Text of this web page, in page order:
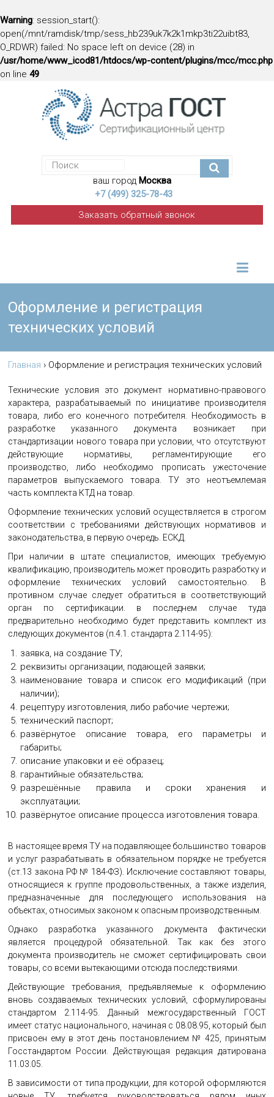
Warning: session_start():
open(/mnt/ramdisk/tmp/sess_hb239uk7k2k1mkp3ti22uibt83,
O_RDWR) failed: No space left on device (28) in
/usr/home/www_icod81/htdocs/wp-content/plugins/mcc/mcc.php
on line 49
ваш город Москва
+7 (499) 325-78-43
Заказать обратный звонок
Оформление и регистрация
технических условий
Главная › Оформление и регистрация технических условий
Технические условия это документ нормативно-правового
характера, разрабатываемый по инициативе производителя
товара, либо его конечного потребителя. Необходимость в
разработке указанного документа возникает при
стандартизации нового товара при условии, что отсутствуют
действующие нормативы, регламентирующие его
производство, либо необходимо прописать ужесточение
параметров выпускаемого товара. ТУ это неотъемлемая
часть комплекта КТД на товар.
Оформление технических условий осуществляется в строгом
соответствии с требованиями действующих нормативов и
законодательства, в первую очередь. ЕСКД.
При наличии в штате специалистов, имеющих требуемую
квалификацию, производитель может проводить разработку и
оформление технических условий самостоятельно. В
противном случае следует обратиться в соответствующий
орган по сертификации. в последнем случае туда
предварительно необходимо будет представить комплект из
следующих документов (п.4.1. стандарта 2.114-95):
заявка, на создание ТУ;
реквизиты организации, подающей заявки;
наименование товара и список его модификаций (при
наличии);
рецептуру изготовления, либо рабочие чертежи;
технический паспорт;
развёрнутое описание товара, его параметры и
габариты;
описание упаковки и её образец;
гарантийные обязательства;
разрешённые правила и сроки хранения и
эксплуатации;
развёрнутое описание процесса изготовления товара.
В настоящее время ТУ на подавляющее большинство товаров
и услуг разрабатывать в обязательном порядке не требуется
(ст.13 закона РФ № 184-ФЗ). Исключение составляют товары,
относящиеся к группе продовольственных, а также изделия,
предназначенные для последующего использования на
объектах, относимых законом к опасным производственным.
Однако разработка указанного документа фактически
является процедурой обязательной. Так как без этого
документа производитель не сможет сертифицировать свои
товары, со всеми вытекающими отсюда последствиями.
Действующие требования, предъявляемые к оформлению
вновь создаваемых технических условий, сформулированы
стандартом 2.114-95. Данный межгосударственный ГОСТ
имеет статус национального, начиная с 08.08.95, который был
присвоен ему в этот день постановлением № 425, принятым
Госстандартом России. Действующая редакция датирована
11.03.05.
В зависимости от типа продукции, для которой оформляются